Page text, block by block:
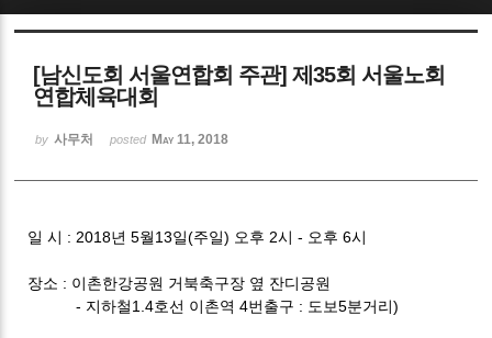
[남신도회 서울연합회 주관] 제35회 서울노회
연합체육대회
by 사무처 posted May 11, 2018
일 시 : 2018년 5월13일(주일) 오후 2시 - 오후 6시
장소 : 이촌한강공원 거북축구장 옆 잔디공원
- 지하철1.4호선 이촌역 4번출구 : 도보5분거리)
Sketchbook5, 스케치북5
Sketchbook5, 스케치북5